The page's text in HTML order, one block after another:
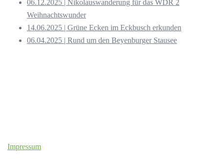
06.12.2025 | Nikolauswanderung für das WDR 2
Weihnachtswunder
14.06.2025 | Grüne Ecken im Eckbusch erkunden
06.04.2025 | Rund um den Beyenburger Stausee
Impressum